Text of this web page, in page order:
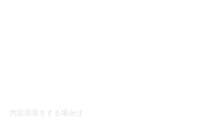
内定辞退をする場合は